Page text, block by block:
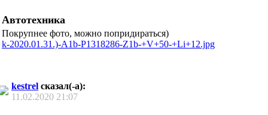
Автотехника
Покрупнее фото, можно попридираться)
k-2020.01.31.)-A1b-P1318286-Z1b-+V+50-+Li+12.jpg
kestrel сказал(-а):
11.02.2020 21:07